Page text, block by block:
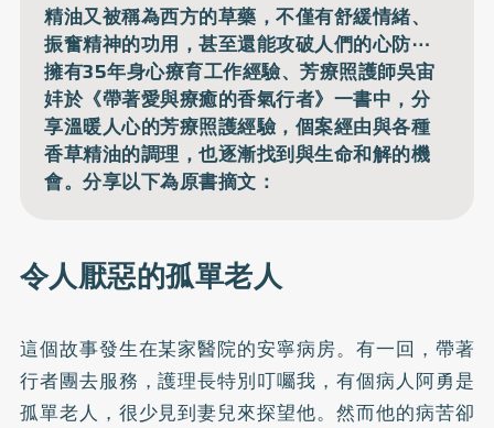
精油又被稱為西方的草藥，不僅有舒緩情緒、
振奮精神的功用，甚至還能攻破人們的心防⋯
擁有35年身心療育工作經驗、芳療照護師吳宙
妦於《帶著愛與療癒的香氣行者》一書中，分
享溫暖人心的芳療照護經驗，個案經由與各種
香草精油的調理，也逐漸找到與生命和解的機
會。分享以下為原書摘文：
令人厭惡的孤單老人
這個故事發生在某家醫院的安寧病房。有一回，帶著
行者團去服務，護理長特別叮囑我，有個病人阿勇是
孤單老人，很少見到妻兒來探望他。然而他的病苦卻